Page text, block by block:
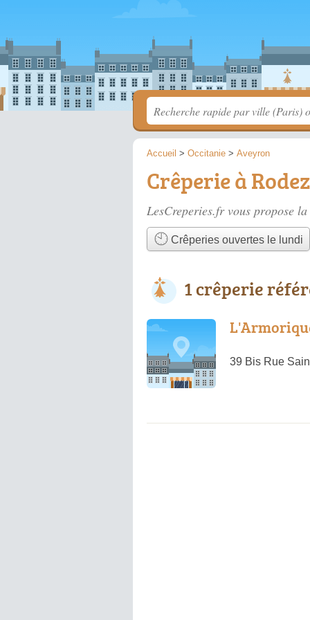
Accueil > Occitanie > Aveyron
Crêperie à Rodez
LesCreperies.fr vous propose
Crêperies ouvertes le lundi
1 crêperie
39 Bis Rue